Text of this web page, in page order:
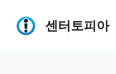
센터토피아